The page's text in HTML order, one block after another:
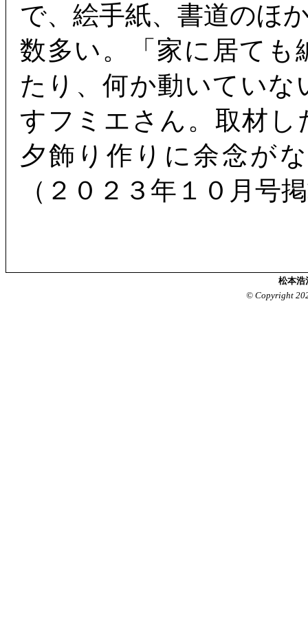
で、絵手紙、書道のほ
数多い。「家に居ても
たり、何か動いてい
すフミエさん。取材し
夕飾り作りに余念が
（２０２３年１０月号
松本
© Copyright